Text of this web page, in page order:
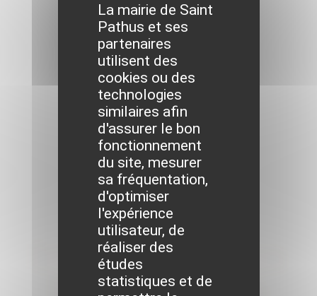
Information aux
La mairie de Saint
Pathus et ses
partenaires
utilisent des
cookies ou des
technologies
similaires afin
d'assurer le bon
fonctionnement
du site, mesurer
sa fréquentation,
d'optimiser
l'expérience
utilisateur, de
réaliser des
études
statistiques et de